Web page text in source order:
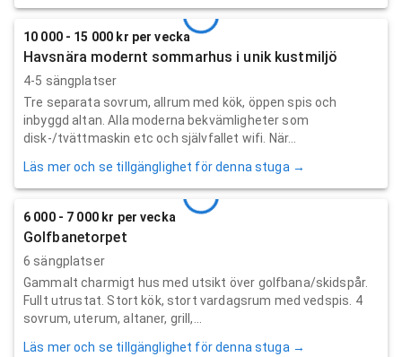
10 000 - 15 000 kr per vecka
Havsnära modernt sommarhus i unik kustmiljö
4-5 sängplatser
Tre separata sovrum, allrum med kök, öppen spis och
inbyggd altan. Alla moderna bekvämligheter som
disk-/tvättmaskin etc och självfallet wifi. När...
Läs mer och se tillgänglighet för denna stuga →
6 000 - 7 000 kr per vecka
Golfbanetorpet
6 sängplatser
Gammalt charmigt hus med utsikt över golfbana/skidspår.
Fullt utrustat. Stort kök, stort vardagsrum med vedspis. 4
sovrum, uterum, altaner, grill,...
Läs mer och se tillgänglighet för denna stuga →